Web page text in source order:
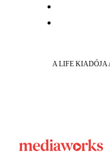
A LIFE KIADÓJA